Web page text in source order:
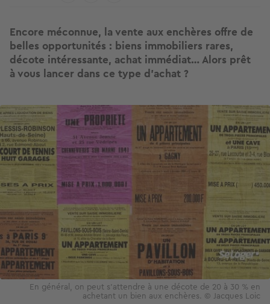
Encore méconnue, la vente aux enchères offre de
belles opportunités : biens immobiliers rares,
décote intéressante, achat immédiat… Alors prêt
à vous lancer dans ce type d'achat ?
Image
En général, on peut s'attendre à une décote de 20 à 30 % en
achetant un bien aux enchères. © Jacques Loic